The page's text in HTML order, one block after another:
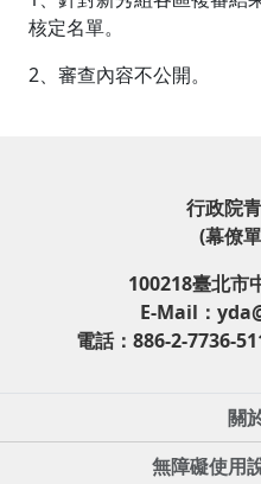
核定名單。
2、審查內容不公開。
行政院
(幕僚
100218臺北市
E-Mail：
電話：886-2-7736-
關
無障礙使用